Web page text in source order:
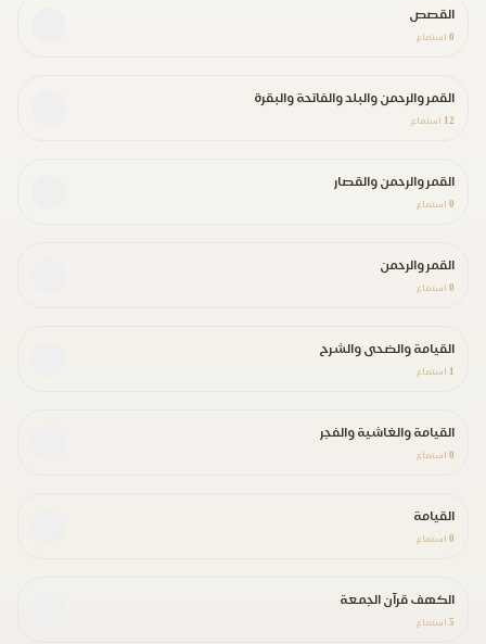
القصص
0 استماع
القمر والرحمن والبلد والفاتحة والبقرة
12 استماع
القمر والرحمن والقصار
0 استماع
القمر والرحمن
0 استماع
القيامة والضحى والشرح
1 استماع
القيامة والغاشية والفجر
0 استماع
القيامة
0 استماع
الكهف قرآن الجمعة
5 استماع